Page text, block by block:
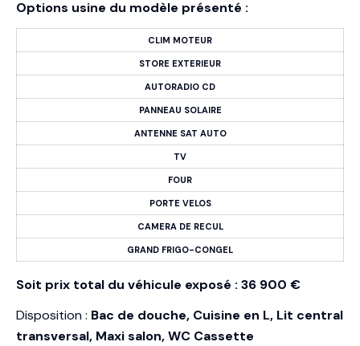
Options usine du modèle présenté :
CLIM MOTEUR
STORE EXTERIEUR
AUTORADIO CD
PANNEAU SOLAIRE
ANTENNE SAT AUTO
TV
FOUR
PORTE VELOS
CAMERA DE RECUL
GRAND FRIGO-CONGEL
Soit prix total du véhicule exposé : 36 900 €
Disposition : Bac de douche, Cuisine en L, Lit central
transversal, Maxi salon, WC Cassette